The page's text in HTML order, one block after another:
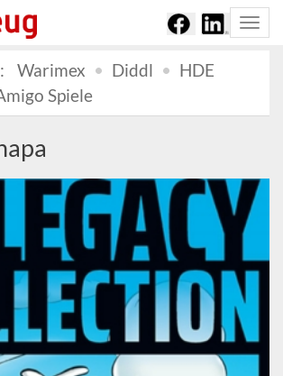
Warimex Diddl
HDE
Spiele